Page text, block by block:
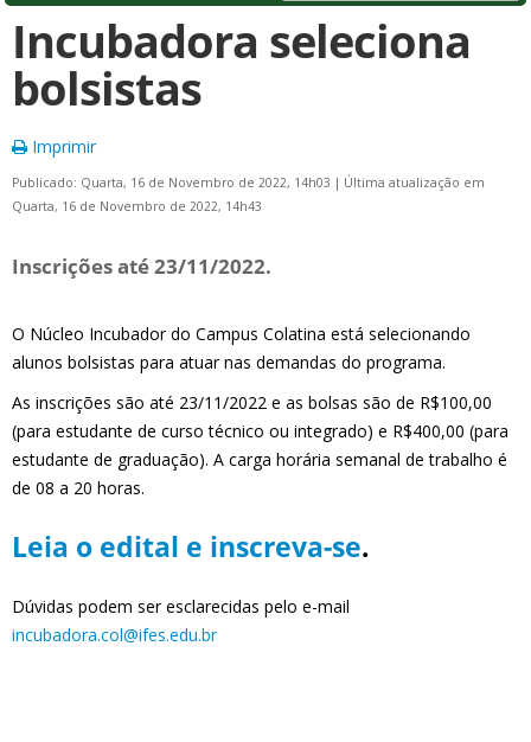
Incubadora seleciona
bolsistas
Imprimir
Publicado: Quarta, 16 de Novembro de 2022, 14h03 | Última atualização em
Quarta, 16 de Novembro de 2022, 14h43
Inscrições até 23/11/2022.
O Núcleo Incubador do Campus Colatina está selecionando
alunos bolsistas para atuar nas demandas do programa.
As inscrições são até 23/11/2022 e as bolsas são de R$100,00
(para estudante de curso técnico ou integrado) e R$400,00 (para
estudante de graduação). A carga horária semanal de trabalho é
de 08 a 20 horas.
Leia o edital e inscreva-se.
Dúvidas podem ser esclarecidas pelo e-mail
incubadora.col@ifes.edu.br